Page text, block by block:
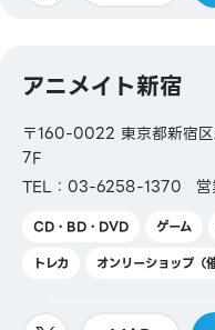
アニメイト新宿
〒160-0022 東京都新宿
7F
TEL：03-6258-1370
CD・BD・DVD ゲーム
トレカ
オンリーショップ（